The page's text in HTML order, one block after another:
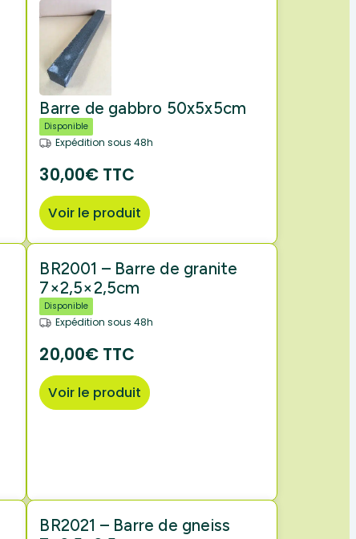
Barre de gabbro 50x5x5cm
Disponible
Expédition sous 48h
30,00€ TTC
Voir le produit
BR2001 – Barre de granite
7×2,5×2,5cm
Disponible
Expédition sous 48h
20,00€ TTC
Voir le produit
BR2021 – Barre de gneiss